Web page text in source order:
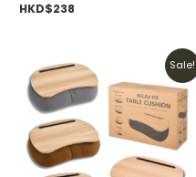
HKD$238
Sale!
Original
price
was:
HKD$478.
Current
is:
HKD$378.